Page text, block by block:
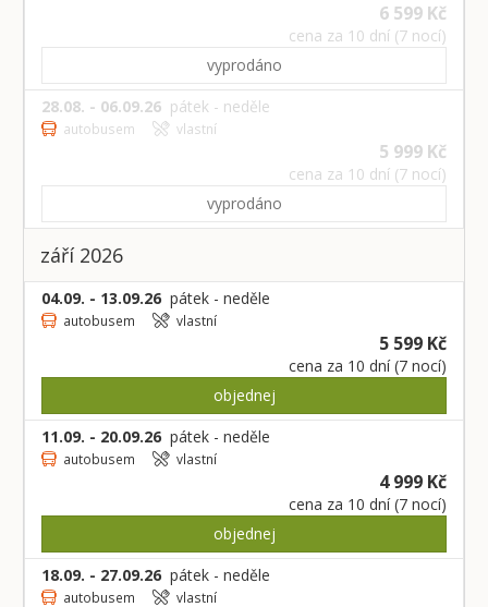
6 599 Kč
cena za 10 dní (7 nocí)
vyprodáno
28.08. - 06.09.26 pátek - neděle
autobusem vlastní
5 999 Kč
cena za 10 dní (7 nocí)
vyprodáno
září 2026
04.09. - 13.09.26 pátek - neděle
autobusem vlastní
5 599 Kč
cena za 10 dní (7 nocí)
objednej
11.09. - 20.09.26 pátek - neděle
autobusem vlastní
4 999 Kč
cena za 10 dní (7 nocí)
objednej
18.09. - 27.09.26 pátek - neděle
autobusem vlastní